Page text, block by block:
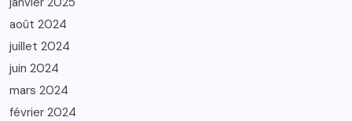
août 2024
juillet 2024
juin 2024
mars 2024
février 2024